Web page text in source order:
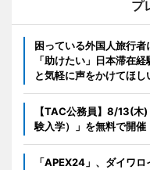
プ
困っている外国人旅行
「助けたい」日本滞在
と気軽に声をかけてほし
【TAC公務員】8/13(木
験入学）」を無料で開催
「APEX24」、ダイワ